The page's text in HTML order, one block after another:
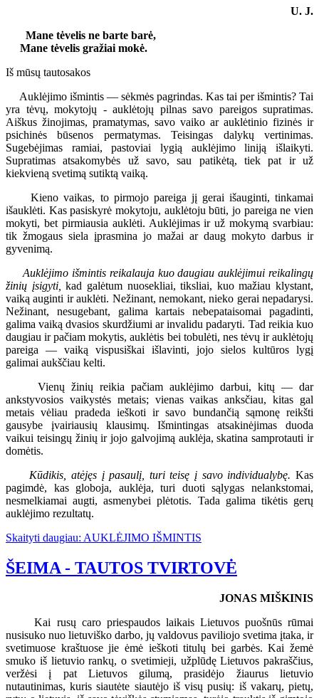
U. J.
Mane tėvelis ne barte barė,
Mane tėvelis gražiai mokė.
Iš mūsų tautosakos
Auklėjimo išmintis — sėkmės pagrindas. Kas tai per išmintis? Tai
yra tėvų, mokytojų - auklėtojų pilnas savo pareigos supratimas.
Aiškus žinojimas, pramatymas, savo vaiko ar auklėtinio fizinės ir
psichinės būsenos permatymas. Teisingas dalykų vertinimas.
Sugebėjimas ramiai, pastoviai lygią auklėjimo liniją išlaikyti.
Supratimas atsakomybės už savo, sau patikėtą, tiek pat ir už
kiekvieną svetimą sutiktą vaiką.
Kieno vaikas, to pirmojo pareiga jį gerai išauginti, tinkamai
išauklėti. Kas pasiskyrė mokytoju, auklėtoju būti, jo pareiga ne vien
mokyti, bet pirmiausia auklėti. Auklėjimas ir už mokymą svarbiau:
tik žmogaus siela įprasmina jo mažai ar daug mokyto darbus ir
gyvenimą.
Auklėjimo išmintis reikalauja kuo daugiau auklėjimui reikalingų
žinių įsigyti, kad galėtum nuosekliai, tiksliai, kuo mažiau klystant,
vaiką auginti ir auklėti. Nežinant, nemokant, nieko gerai nepadarysi.
Nežinant, nesugebant, galima kartais nebepataisomai pagadinti,
galima vaiką dvasios skurdžiumi ar invalidu padaryti. Tad reikia kuo
daugiau ir pačiam mokytis, auklėtis bei tobulėti, nes tėvų ir auklėtojų
pareiga — vaiką vispusiškai išlavinti, jojo sielos kultūros lygį
galimai aukščiau kelti.
Vienų žinių reikia pačiam auklėjimo darbui, kitų — dar
ankstyvosios vaikystės metais; vienas vaikas anksčiau, kitas gal
metais vėliau pradeda ieškoti ir savo bundančią sąmonę reikšti
gausybe įvairiausių klausimų. Išmintingas atsakinėjimas duoda
vaikui teisingų žinių ir jojo galvojimą auklėja, skatina samprotauti ir
domėtis.
Kūdikis, atėjęs į pasaulį, turi teisę į savo individualybę. Kas
pagimdė, kas globoja, auklėja, turi duoti sąlygas nelankstomai,
nesmelkiamai augti, asmenybei plėtotis. Tada galima tikėtis gerų
auklėjimo rezultatų.
Skaityti daugiau: AUKLĖJIMO IŠMINTIS
ŠEIMA - TAUTOS TVIRTOVĖ
JONAS MIŠKINIS
Kai rusų caro priespaudos laikais Lietuvos puošnūs rūmai
nusisuko nuo lietuviško darbo, jų valdovus paviliojo svetima įtaka, ir
svetimuose kraštuose jie ėmė ieškoti titulų bei garbės. Kai žemė
smuko iš lietuvio rankų, o svetimieji, užplūdę Lietuvos pakraščius,
veržėsi į pat Lietuvos gilumą, prasidėjo žiaurus lietuvio
nutautinimas, kuris siautėte siautėjo iš visų pusių: iš vakarų, pietų,